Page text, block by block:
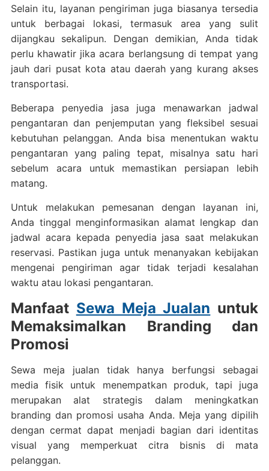
Selain itu, layanan pengiriman juga biasanya tersedia
untuk berbagai lokasi, termasuk area yang sulit
dijangkau sekalipun. Dengan demikian, Anda tidak
perlu khawatir jika acara berlangsung di tempat yang
jauh dari pusat kota atau daerah yang kurang akses
transportasi.
Beberapa penyedia jasa juga menawarkan jadwal
pengantaran dan penjemputan yang fleksibel sesuai
kebutuhan pelanggan. Anda bisa menentukan waktu
pengantaran yang paling tepat, misalnya satu hari
sebelum acara untuk memastikan persiapan lebih
matang.
Untuk melakukan pemesanan dengan layanan ini,
Anda tinggal menginformasikan alamat lengkap dan
jadwal acara kepada penyedia jasa saat melakukan
reservasi. Pastikan juga untuk menanyakan kebijakan
mengenai pengiriman agar tidak terjadi kesalahan
waktu atau lokasi pengantaran.
Manfaat Sewa Meja Jualan untuk
Memaksimalkan Branding dan
Promosi
Sewa meja jualan tidak hanya berfungsi sebagai
media fisik untuk menempatkan produk, tapi juga
merupakan alat strategis dalam meningkatkan
branding dan promosi usaha Anda. Meja yang dipilih
dengan cermat dapat menjadi bagian dari identitas
visual yang memperkuat citra bisnis di mata
pelanggan.